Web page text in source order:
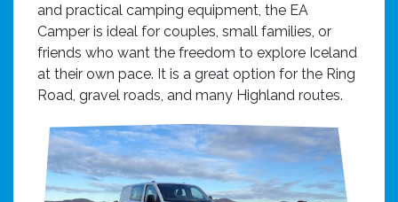
and practical camping equipment, the EA
Camper is ideal for couples, small families, or
friends who want the freedom to explore Iceland
at their own pace. It is a great option for the Ring
Road, gravel roads, and many Highland routes.